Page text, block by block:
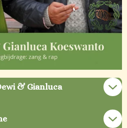
& Gianluca